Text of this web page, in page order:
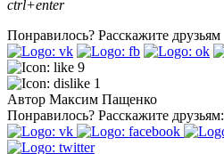
ctrl+enter
Понравилось? Расскажите друзьям
9
1
Автор Максим Пащенко
Понравилось? Расскажите друзьям: